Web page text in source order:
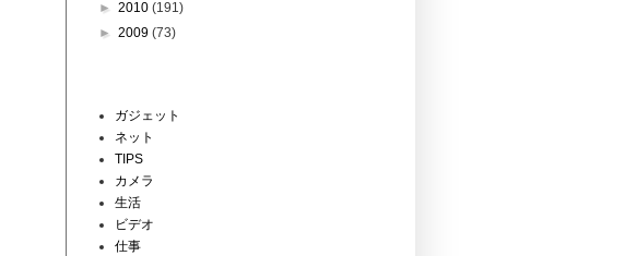
► 2010 (191)
► 2009 (73)
ガジェット
ネット
TIPS
カメラ
生活
ビデオ
仕事